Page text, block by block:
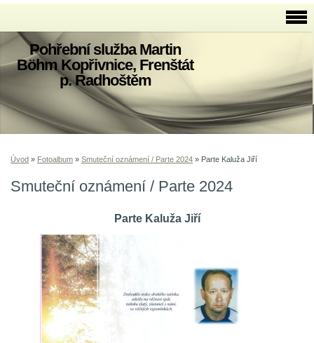
Pohřební služba Martin
Böhm Kopřivnice, Frenštát
p. Radhoštěm
Úvod » Fotoalbum » Smuteční oznámení / Parte 2024 » Parte Kaluža Jiří
Smuteční oznámení / Parte 2024
Parte Kaluža Jiří